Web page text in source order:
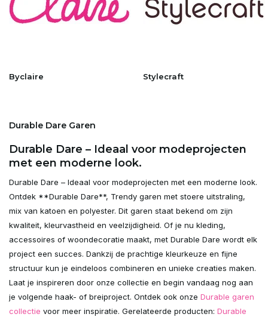
Byclaire Stylecraft
Durable Dare Garen
Durable Dare – Ideaal voor modeprojecten
met een moderne look.
Durable Dare – Ideaal voor modeprojecten met een moderne look.
Ontdek **Durable Dare**, Trendy garen met stoere uitstraling,
mix van katoen en polyester. Dit garen staat bekend om zijn
kwaliteit, kleurvastheid en veelzijdigheid. Of je nu kleding,
accessoires of woondecoratie maakt, met Durable Dare wordt elk
project een succes. Dankzij de prachtige kleurkeuze en fijne
structuur kun je eindeloos combineren en unieke creaties maken.
Laat je inspireren door onze collectie en begin vandaag nog aan
je volgende haak- of breiproject. Ontdek ook onze Durable garen
collectie voor meer inspiratie. Gerelateerde producten: Durable